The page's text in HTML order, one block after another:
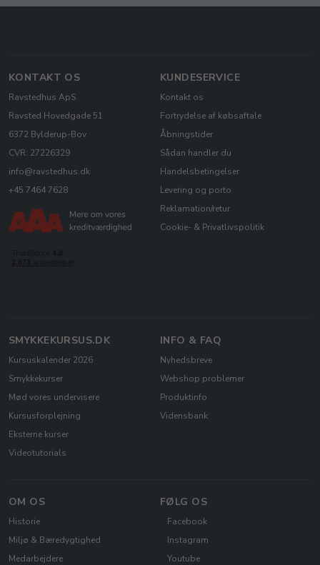
KONTAKT OS
Ravstedhus ApS
Ravsted Hovedgade 51
6372 Bylderup-Bov
CVR: 27226329
info@ravstedhus.dk
+45 7464 7628
KUNDESERVICE
Kontakt os
Fortrydelse af købsaftale
Åbningstider
Sådan handler du
Handelsbetingelser
Levering og porto
Reklamation/retur
Cookie- & Privatlivspolitik
SMYKKEKURSUS.DK
Kursuskalender 2026
Smykkekurser
Mød vores undervisere
Kursusforplejning
Eksterne kurser
Videotutorials
INFO & FAQ
Nyhedsbreve
Webshop problemer
Produktinfo
Vidensbank
OM OS
Historie
Miljø & Bæredygtighed
Medarbejdere
FØLG OS
Facebook
Instagram
Youtube